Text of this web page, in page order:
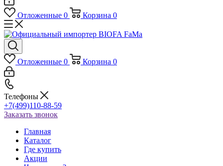
Отложенные 0 Корзина 0
Отложенные 0 Корзина 0
Телефоны
+7(499)110-88-59
Заказать звонок
Главная
Каталог
Где купить
Акции